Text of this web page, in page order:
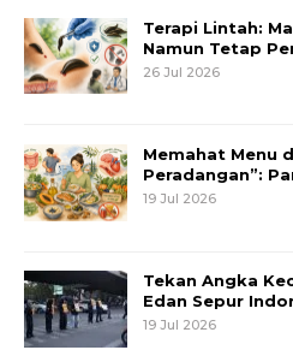
Terapi Lintah:
Namun Tetap
26 Jul 2026
Memahat Menu
Peradangan”:
19 Jul 2026
Tekan Angka
Edan Sepur
19 Jul 2026